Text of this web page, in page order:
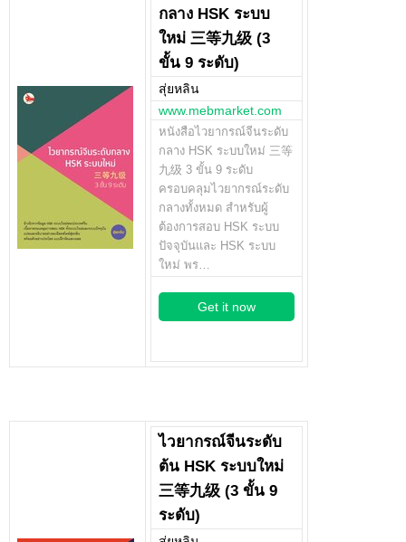
กลาง HSK ระบบ
ใหม่ 三等九级 (3
ขั้น 9 ระดับ)
สุ่ยหลิน
www.mebmarket.com
หนังสือไวยากรณ์จีนระดับ
กลาง HSK ระบบใหม่ 三等
九级 3 ขั้น 9 ระดับ
ครอบคลุมไวยากรณ์ระดับ
กลางทั้งหมด สำหรับผู้
ต้องการสอบ HSK ระบบ
ปัจจุบันและ HSK ระบบ
ใหม่ พร…
Get it now
ไวยากรณ์จีนระดับ
ต้น HSK ระบบใหม่
三等九级 (3 ขั้น 9
ระดับ)